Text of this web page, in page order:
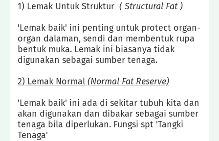
1) Lemak Untuk Struktur ( Structural Fat )
'Lemak baik' ini penting untuk protect organ-
organ dalaman, sendi dan membentuk rupa
bentuk muka. Lemak ini biasanya tidak
digunakan sebagai sumber tenaga.
2) Lemak Normal (Normal Fat Reserve)
'Lemak baik' ini ada di sekitar tubuh kita dan
akan digunakan dan dibakar sebagai sumber
tenaga bila diperlukan. Fungsi spt 'Tangki
Tenaga'